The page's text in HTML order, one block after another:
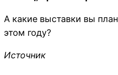
А какие выставки вы
этом году?
Источник